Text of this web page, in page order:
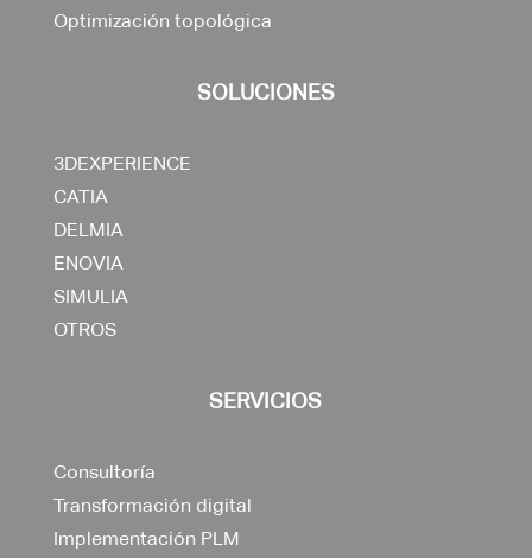
Optimización topológica
SOLUCIONES
3DEXPERIENCE
CATIA
DELMIA
ENOVIA
SIMULIA
OTROS
SERVICIOS
Consultoría
Transformación digital
Implementación PLM